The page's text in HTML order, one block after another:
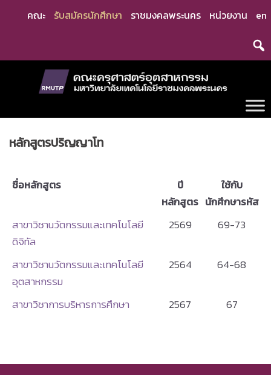
คณะ รับสมัครนักศึกษา ราชมงคลพระนคร หน่วยงาน en
หลักสูตรปริญญาโท
ชื่อหลักสูตร
ปี
หลักสูตร
ใช้กับ
นักศึกษารหัส
สาขาวิชานวัตกรรมและเทคโนโลยี
ดิจิทัล
2569 69-73
สาขาวิชานวัตกรรมและเทคโนโลยี
อุตสาหกรรม
2564 64-68
สาขาวิชาการบริหารการศึกษา 2567 67